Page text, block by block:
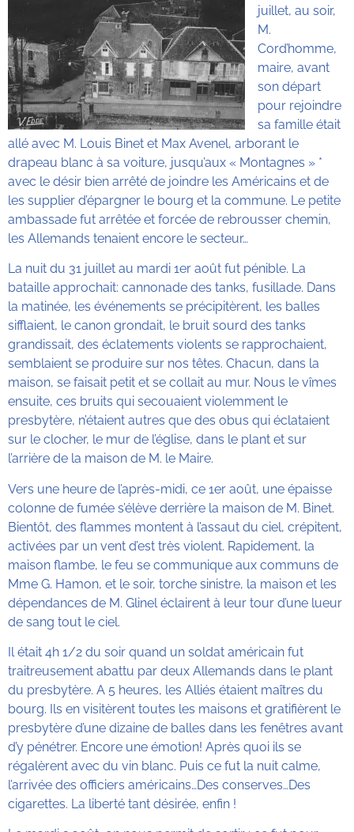
juillet, au soir,
M.
Cord’homme,
maire, avant
son départ
pour rejoindre
sa famille était
allé avec M. Louis Binet et Max Avenel, arborant le
drapeau blanc à sa voiture, jusqu’aux « Montagnes » *
avec le désir bien arrêté de joindre les Américains et de
les supplier d’épargner le bourg et la commune. Le petite
ambassade fut arrêtée et forcée de rebrousser chemin,
les Allemands tenaient encore le secteur…
La nuit du 31 juillet au mardi 1er août fut pénible. La
bataille approchait: cannonade des tanks, fusillade. Dans
la matinée, les événements se précipitèrent, les balles
sifflaient, le canon grondait, le bruit sourd des tanks
grandissait, des éclatements violents se rapprochaient,
semblaient se produire sur nos têtes. Chacun, dans la
maison, se faisait petit et se collait au mur. Nous le vîmes
ensuite, ces bruits qui secouaient violemment le
presbytère, n’étaient autres que des obus qui éclataient
sur le clocher, le mur de l’église, dans le plant et sur
l’arrière de la maison de M. le Maire.
Vers une heure de l’après-midi, ce 1er août, une épaisse
colonne de fumée s’élève derrière la maison de M. Binet.
Bientôt, des flammes montent à l’assaut du ciel, crépitent,
activées par un vent d’est très violent. Rapidement, la
maison flambe, le feu se communique aux communs de
Mme G. Hamon, et le soir, torche sinistre, la maison et les
dépendances de M. Glinel éclairent à leur tour d’une lueur
de sang tout le ciel.
Il était 4h 1/2 du soir quand un soldat américain fut
traitreusement abattu par deux Allemands dans le plant
du presbytère. A 5 heures, les Alliés étaient maîtres du
bourg. Ils en visitèrent toutes les maisons et gratifièrent le
presbytère d’une dizaine de balles dans les fenêtres avant
d’y pénétrer. Encore une émotion! Après quoi ils se
régalèrent avec du vin blanc. Puis ce fut la nuit calme,
l’arrivée des officiers américains…Des conserves…Des
cigarettes. La liberté tant désirée, enfin !